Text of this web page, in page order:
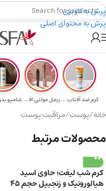
پرش به ناوبری
پرش به محتوای اصلی
هدیه برای خرید های بالای ۵ میلیون تومن
کرم ضد آفتاب حا... ریمل مولتی افکت...
خانه/پوست/مراقبت پوست
محصولات مرتبط
کرم شب لیفت؛ حاوی اسید
هیالورونیک و زنجبیل حجم 45